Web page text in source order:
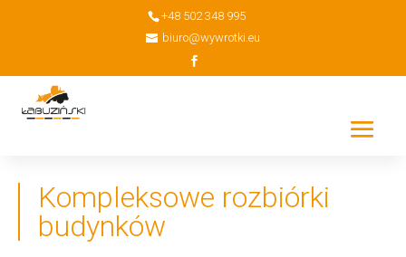
+48 502 348 995
biuro@wywrotki.eu
Kompleksowe rozbiórki
budynków